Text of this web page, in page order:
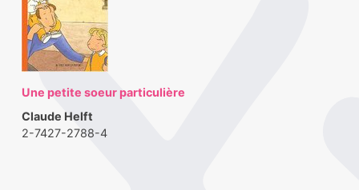
Une petite soeur particulière
Claude Helft
2-7427-2788-4